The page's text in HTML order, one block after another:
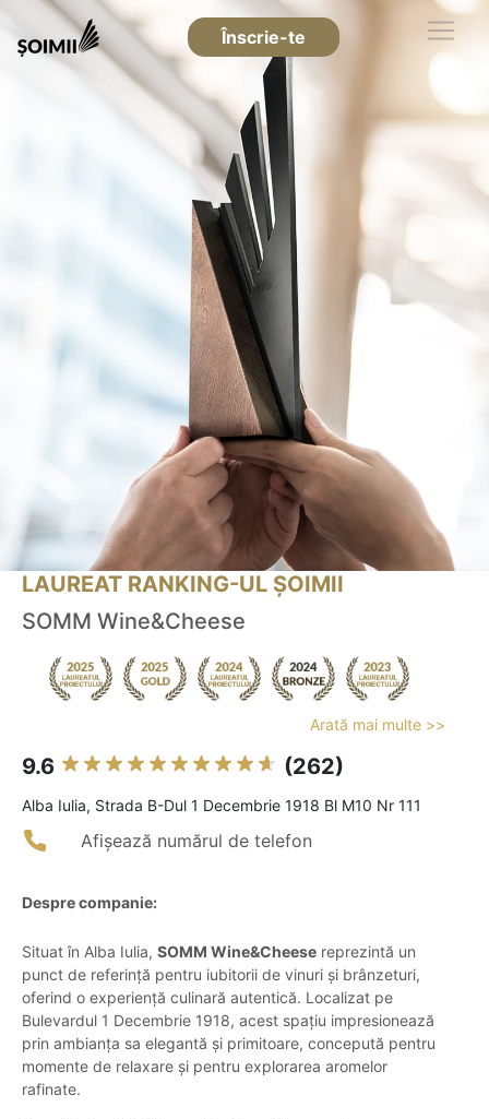
Înscrie-te
LAUREAT RANKING-UL ȘOIMII
SOMM Wine&Cheese
Arată mai multe >>
9.6 (262)
Alba Iulia, Strada B-Dul 1 Decembrie 1918 Bl M10 Nr 111
Afișează numărul de telefon
Despre companie:
Situat în Alba Iulia, SOMM Wine&Cheese reprezintă un
punct de referință pentru iubitorii de vinuri și brânzeturi,
oferind o experiență culinară autentică. Localizat pe
Bulevardul 1 Decembrie 1918, acest spațiu impresionează
prin ambianța sa elegantă și primitoare, concepută pentru
momente de relaxare și pentru explorarea aromelor
rafinate.